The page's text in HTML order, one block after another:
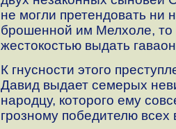
не могли претендовать ни
брошенной им Мелхоле, то
жестокостью выдать
К гнусности этого
Давид выдает семерых
народцу, которого ему
грозному победителю всех